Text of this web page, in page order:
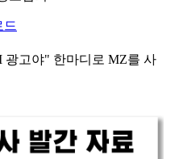
드
고야" 한마디로 MZ를 사